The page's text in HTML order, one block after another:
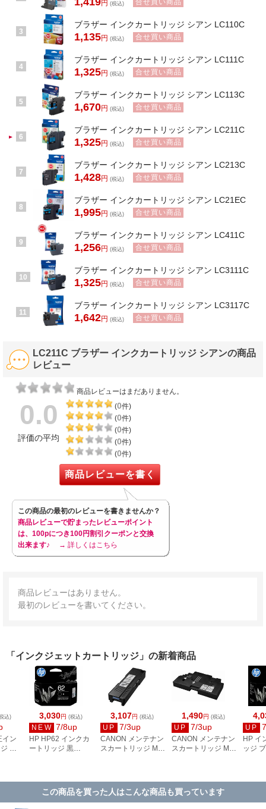
円 (税込) 合せ買い商品
3
ブラザー インクカートリッジ シアン LC110C
1,135円 (税込) 合せ買い商品
4
ブラザー インクカートリッジ シアン LC111C
1,325円 (税込) 合せ買い商品
5
ブラザー インクカートリッジ シアン LC113C
1,670円 (税込) 合せ買い商品
6
ブラザー インクカートリッジ シアン LC211C
1,325円 (税込) 合せ買い商品
7
ブラザー インクカートリッジ シアン LC213C
1,428円 (税込) 合せ買い商品
8
ブラザー インクカートリッジ シアン LC21EC
1,995円 (税込) 合せ買い商品
9
ブラザー インクカートリッジ シアン LC411C
1,256円 (税込) 合せ買い商品
10
ブラザー インクカートリッジ シアン LC3111C
1,325円 (税込) 合せ買い商品
11
ブラザー インクカートリッジ シアン LC3117C
1,642円 (税込) 合せ買い商品
LC211C ブラザー インクカートリッジ シアンの商品
レビュー
商品レビューはまだありません。
0.0
評価の平均
(0件)
(0件)
(0件)
(0件)
(0件)
商品レビューを書く
この商品の最初のレビューを書きませんか？
商品レビューで貯まったレビューポイント
は、100pにつき100円割引クーポンと交換
出来ます♪
→ 詳しくはこちら
商品レビューはありません。
最初のレビューを書いてください。
「インクジェットカートリッジ」の新着商品
3,030円 (税込)
NEW 7/8up
HP HP62 インクカ
ートリッジ 黒
3,107円 (税込)
UP 7/3up
CANON メンテナン
スカートリッジ MC-
1,490円 (税込)
UP 7/3up
CANON メンテナン
スカートリッジ MC-
UP
HP イ
ッジ
込)
イン
シ
この商品を買った人はこんな商品も買っています